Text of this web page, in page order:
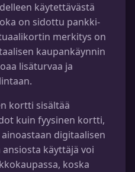
käytettävästä
on sidottu pankki-
merkitys on
kaupankäynnin
lisäturvaa ja
kortti sisältää
kuin fyysinen kortti,
digitaalisen
käyttäjä voi
koska